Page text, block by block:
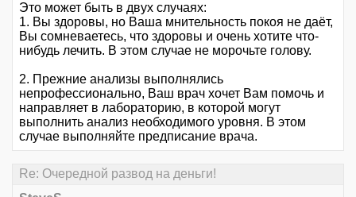
Это может быть в двух случаях:
1. Вы здоровы, но Ваша мнительность покоя не даёт,
Вы сомневаетесь, что здоровы и очень хотите что-
нибудь лечить. В этом случае не морочьте голову.
2. Прежние анализы выполнялись
непрофессионально, Ваш врач хочет Вам помочь и
направляет в лабораторию, в которой могут
выполнить анализ необходимого уровня. В этом
случае выполняйте предписание врача.
Re: Очередной развод на деньги!